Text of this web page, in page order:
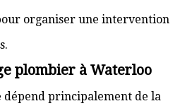
organiser une intervention
plombier à Waterloo
dépend principalement de la